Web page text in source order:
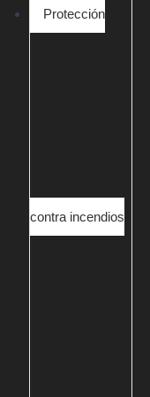
Protección
contra incendios